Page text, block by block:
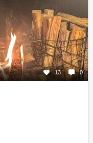
13 0